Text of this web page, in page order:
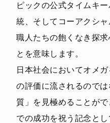
ピックの公式タイムキ
統、そしてコーアクシ
職人たちの飽くなき探
とを意味します。
日本社会においてオメ
の評価に流されるので
質」を見極めることが
での成功を祝う記念と